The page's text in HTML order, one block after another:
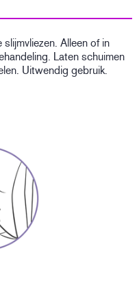
Alleen of in
Laten schuimen
Uitwendig gebruik.